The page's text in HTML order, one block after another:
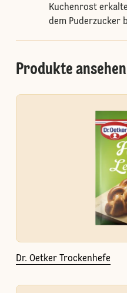
Kuchenrost
dem Puderzucker
Produkte ansehen
Dr. Oetker Trockenhefe